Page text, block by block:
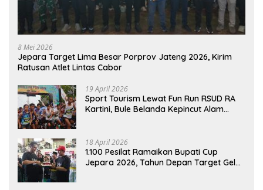
8 Mei 2026
Jepara Target Lima Besar Porprov Jateng 2026, Kirim
Ratusan Atlet Lintas Cabor
19 April 2026
Sport Tourism Lewat Fun Run RSUD RA
Kartini, Bule Belanda Kepincut Alam
18 April 2026
1.100 Pesilat Ramaikan Bupati Cup
Jepara 2026, Tahun Depan Target Gelar